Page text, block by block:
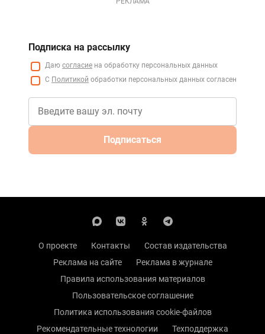
Подписка на рассылку
Даю согласие на обработку персональных данных
С Политикой обработки персональных данных согласен
Подписаться
О проекте Контакты
Состав издательства
Реклама на сайте
Реклама в журнале
Правила использования материалов
Пользовательское соглашение
Политика использования cookie-файлов
Рекомендательные технологии
Техподдержка